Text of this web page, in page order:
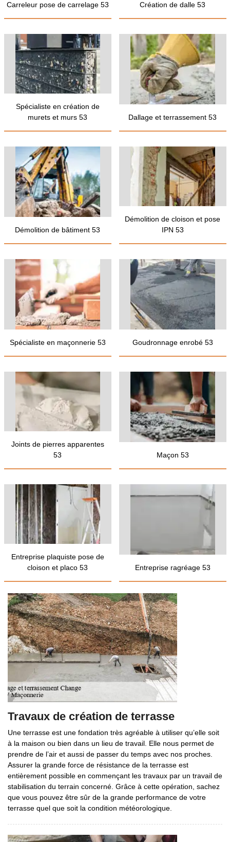
Carreleur pose de carrelage 53 Création de dalle 53
Spécialiste en création de
murets et murs 53
Dallage et terrassement 53
Démolition de bâtiment 53
Démolition de cloison et pose
IPN 53
Spécialiste en maçonnerie 53 Goudronnage enrobé 53
Joints de pierres apparentes
53
Maçon 53
Entreprise plaquiste pose de
cloison et placo 53
Entreprise ragréage 53
Travaux de création de terrasse
Une terrasse est une fondation très agréable à utiliser qu’elle soit
à la maison ou bien dans un lieu de travail. Elle nous permet de
prendre de l’air et aussi de passer du temps avec nos proches.
Assurer la grande force de résistance de la terrasse est
entièrement possible en commençant les travaux par un travail de
stabilisation du terrain concerné. Grâce à cette opération, sachez
que vous pouvez être sûr de la grande performance de votre
terrasse quel que soit la condition météorologique.